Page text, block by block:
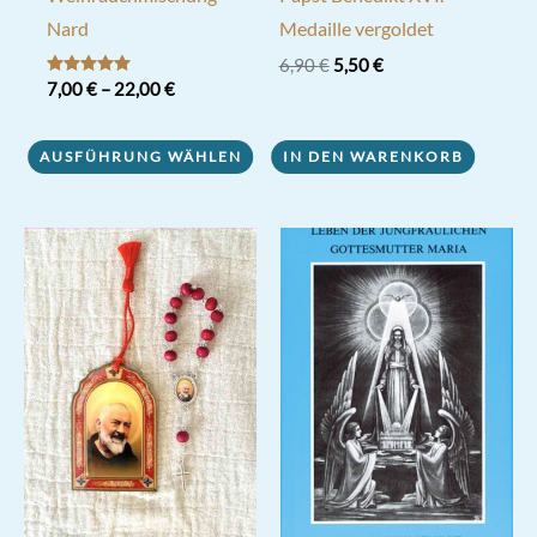
Nard
Bewertet mit
5.00
7,00€– 22,00€
AUSFÜHRUNG WÄHLEN
Produkt
mehrere
Varianten
auf.
Die
Optionen
können
auf
der
Produktseite
gewählt
Medaille vergoldet
6,90€ Ursprünglicher
5,50€Aktueller
IN DEN WARENKORB